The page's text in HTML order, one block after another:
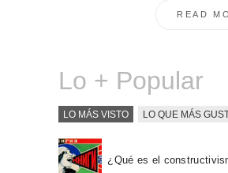
READ
Lo + Popular
LO MÁS VISTO LO QUE MÁS
¿Qué es el